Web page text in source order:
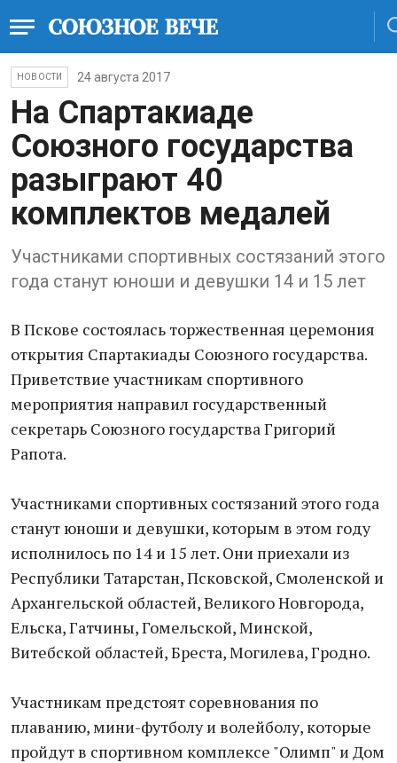
НОВОСТИ 24 августа 2017
На Спартакиаде
Союзного государства
разыграют 40
комплектов медалей
Участниками спортивных состязаний этого
года станут юноши и девушки 14 и 15 лет
В Пскове состоялась торжественная церемония
открытия Cпартакиады Союзного государства.
Приветствие участникам спортивного
мероприятия направил государственный
секретарь Союзного государства Григорий
Рапота.
Участниками спортивных состязаний этого года
станут юноши и девушки, которым в этом году
исполнилось по 14 и 15 лет. Они приехали из
Республики Татарстан, Псковской, Смоленской и
Архангельской областей, Великого Новгорода,
Ельска, Гатчины, Гомельской, Минской,
Витебской областей, Бреста, Могилева, Гродно.
Участникам предстоят соревнования по
плаванию, мини-футболу и волейболу, которые
пройдут в спортивном комплексе "Олимп" и Дом